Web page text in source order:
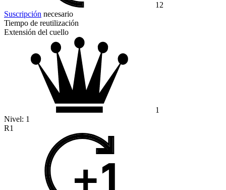
12
Suscripción necesario
Tiempo de reutilización
Extensión del cuello
1
Nivel: 1
R1